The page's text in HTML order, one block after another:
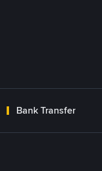
Bank Transfer